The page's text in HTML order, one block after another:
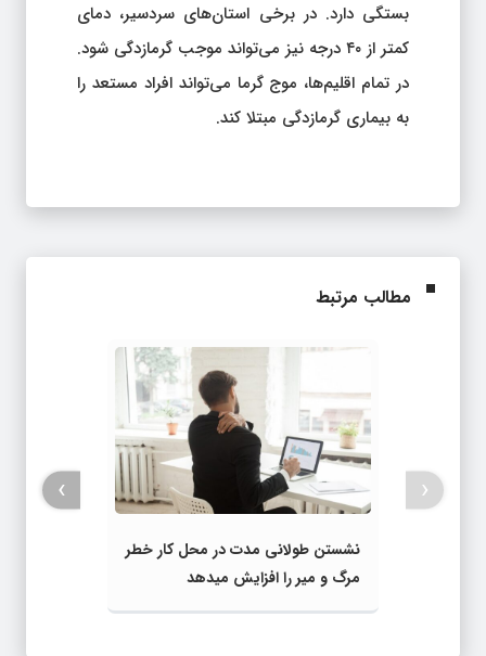
بستگی دارد. در برخی استان‌های سردسیر، دمای
کمتر از ۴۰ درجه نیز می‌تواند موجب گرمازدگی شود.
در تمام اقلیم‌ها، موج گرما می‌تواند افراد مستعد را
به بیماری گرمازدگی مبتلا کند.
مطالب مرتبط
نشستن طولانی مدت در محل کار خطر
مرگ و میر را افزایش میدهد
‹
›